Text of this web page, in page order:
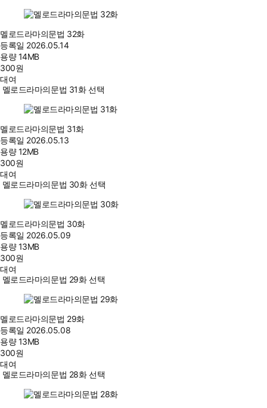
멜로드라마의문법 32화
등록일 2026.05.14
용량14MB
300원
대여
멜로드라마의문법 31화 선택
멜로드라마의문법 31화
등록일 2026.05.13
용량12MB
300원
대여
멜로드라마의문법 30화 선택
멜로드라마의문법 30화
등록일 2026.05.09
용량13MB
300원
대여
멜로드라마의문법 29화 선택
멜로드라마의문법 29화
등록일 2026.05.08
용량13MB
300원
대여
멜로드라마의문법 28화 선택